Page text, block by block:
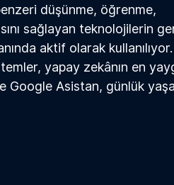
düşünme, öğrenme,
sağlayan teknolojilerin
aktif olarak kullanılıyor.
yapay zekânın en
Google Asistan, günlük